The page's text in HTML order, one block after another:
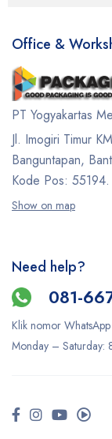
Office &
PT Yogyakartas
Jl. Imogiri Timur
Banguntapan,
Kode Pos: 55194.
Show on map
Need help?
081-
Klik nomor
Monday – Saturday: